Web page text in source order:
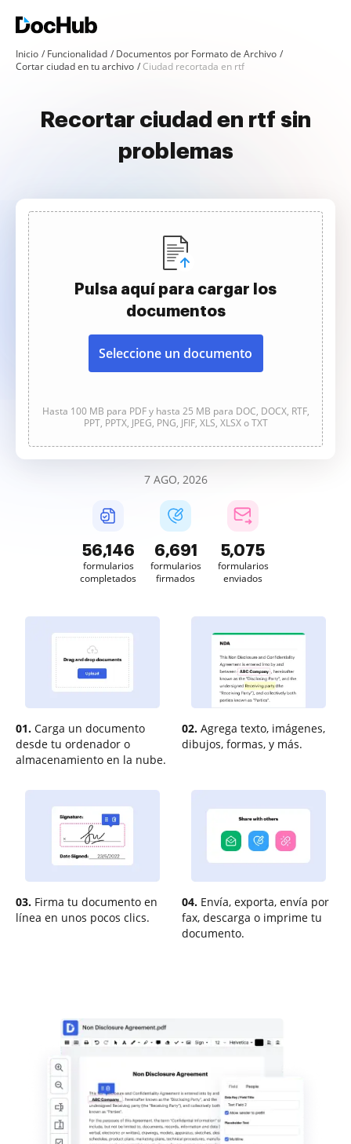
Inicio Funcionalidad
Documentos por Formato de Archivo
Cortar ciudad en tu archivo
Ciudad recortada en rtf
Recortar ciudad en rtf sin
problemas
Pulsa aquí para cargar los
documentos
Seleccione un documento
Hasta 100 MB para PDF y hasta 25 MB para DOC, DOCX, RTF,
PPT, PPTX, JPEG, PNG, JFIF, XLS, XLSX o TXT
7 AGO, 2026
56,146
formularios
completados
6,691
formularios
firmados
5,075
formularios
enviados
01. Carga un documento
desde tu ordenador o
almacenamiento en la nube.
02. Agrega texto, imágenes,
dibujos, formas, y más.
03. Firma tu documento en
línea en unos pocos clics.
04. Envía, exporta, envía por
fax, descarga o imprime tu
documento.